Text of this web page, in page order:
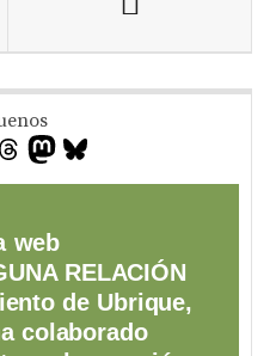
web
RELACIÓN
de Ubrique,
colaborado